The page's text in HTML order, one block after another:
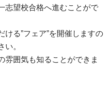
志望校合格へ進むことがで
る”フェア”を開催しますの
い。
雰囲気も知ることができま